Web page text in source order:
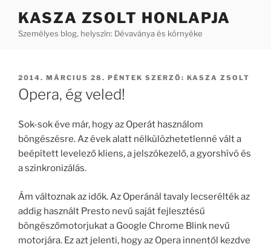
KASZA ZSOLT HONLAPJA
Személyes blog, helyszín: Dévaványa és környéke
BEKÜLDVE:
2014. MÁRCIUS 28. PÉNTEK SZERZŐ: KASZA ZSOLT
Opera, ég veled!
Sok-sok éve már, hogy az Operát használom
böngészésre. Az évek alatt nélkülözhetetlenné vált a
beépített levelező kliens, a jelszókezelő, a gyorshívó és
a szinkronizálás.
Ám változnak az idők. Az Operánál tavaly lecserélték az
addig használt Presto nevű saját fejlesztésű
böngészőmotorjukat a Google Chrome Blink nevű
motorjára. Ez azt jelenti, hogy az Opera innentől kezdve